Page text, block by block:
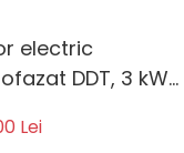
electric
DDT, 3 kW,
cu protectie la
Lei